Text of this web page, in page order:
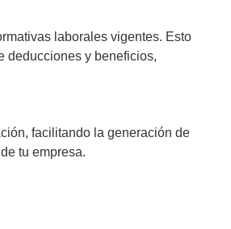
laborales vigentes. Esto
deducciones y beneficios,
facilitando la generación de
tu empresa.